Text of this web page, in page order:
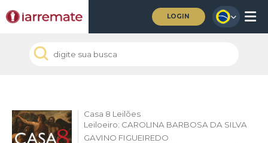
LOGIN
Casa 8 Leilões
Leiloeiro: CAROLINA BARBOSA DA SILVA
GAVINO FIGUEIREDO